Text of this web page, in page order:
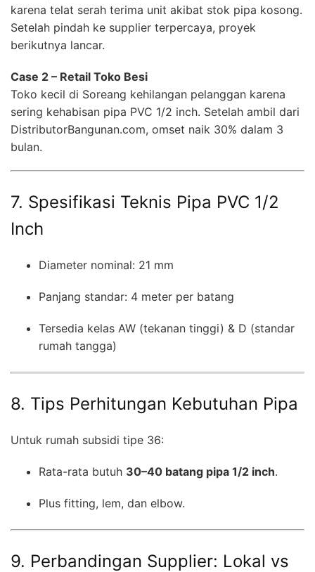
karena telat serah terima unit akibat stok pipa kosong.
Setelah pindah ke supplier terpercaya, proyek
berikutnya lancar.
Case 2 – Retail Toko Besi
Toko kecil di Soreang kehilangan pelanggan karena
sering kehabisan pipa PVC 1/2 inch. Setelah ambil dari
DistributorBangunan.com, omset naik 30% dalam 3
bulan.
7. Spesifikasi Teknis Pipa PVC 1/2
Inch
Diameter nominal: 21 mm
Panjang standar: 4 meter per batang
Tersedia kelas AW (tekanan tinggi) & D (standar
rumah tangga)
8. Tips Perhitungan Kebutuhan Pipa
Untuk rumah subsidi tipe 36:
Rata-rata butuh 30–40 batang pipa 1/2 inch.
Plus fitting, lem, dan elbow.
9. Perbandingan Supplier: Lokal vs